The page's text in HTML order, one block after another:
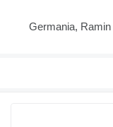
Germania, Ramin